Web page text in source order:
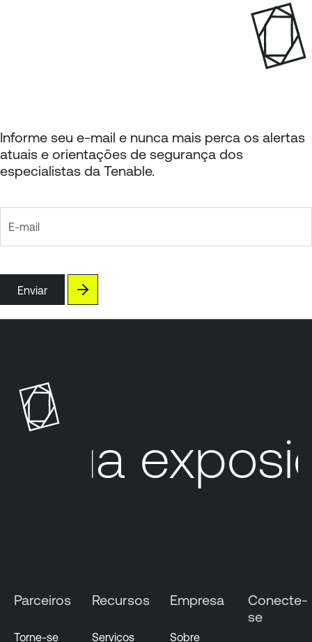
a
Informe seu e-mail e nunca mais perca os alertas
atuais e orientações de segurança dos
especialistas da Tenable.
E-mail
Enviar
Parceiros
Torne-se
Recursos
Serviços
Empresa
Sobre
Conecte-
se